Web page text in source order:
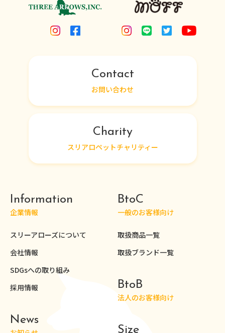
Contact
お問い合わせ
Charity
スリアロペットチャリティー
Information
企業情報
スリーアローズについて
会社情報
SDGsへの取り組み
採用情報
News
BtoC
一般のお客様向け
取扱商品一覧
取扱ブランド一覧
BtoB
法人のお客様向け
Size